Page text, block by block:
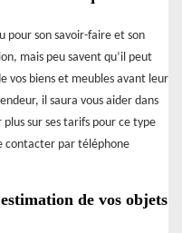
pour son savoir-faire et son
mais peu savent qu’il peut
vos biens et meubles avant leur
il saura vous aider dans
plus sur ses tarifs pour ce type
contacter par téléphone
de vos objets